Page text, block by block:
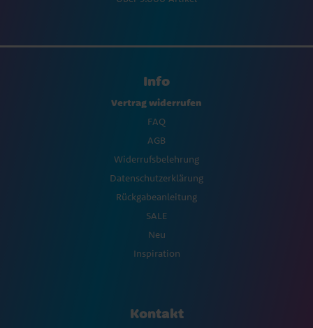
Info
Vertrag widerrufen
FAQ
AGB
Widerrufsbelehrung
Datenschutzerklärung
Rückgabeanleitung
SALE
Neu
Inspiration
Kontakt